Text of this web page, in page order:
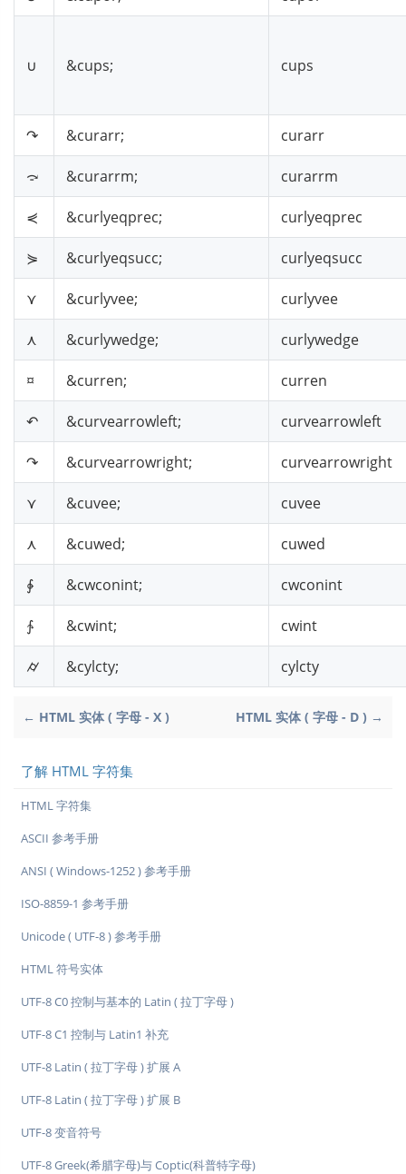
∪︀ &cups; cups
↷ &curarr; curarr
⤼ &curarrm; curarrm
⋞ &curlyeqprec; curlyeqprec
⋟ &curlyeqsucc; curlyeqsucc
⋎ &curlyvee; curlyvee
⋏ &curlywedge; curlywedge
¤ &curren; curren
↶ &curvearrowleft; curvearrowleft
↷ &curvearrowright; curvearrowright
⋎ &cuvee; cuvee
⋏ &cuwed; cuwed
∲ &cwconint; cwconint
∱ &cwint; cwint
⌭ &cylcty; cylcty
← HTML 实体 ( 字母 - X ) HTML 实体 ( 字母 - D ) →
了解 HTML 字符集
HTML 字符集
ASCII 参考手册
ANSI ( Windows-1252 ) 参考手册
ISO-8859-1 参考手册
Unicode ( UTF-8 ) 参考手册
HTML 符号实体
UTF-8 C0 控制与基本的 Latin ( 拉丁字母 )
UTF-8 C1 控制与 Latin1 补充
UTF-8 Latin ( 拉丁字母 ) 扩展 A
UTF-8 Latin ( 拉丁字母 ) 扩展 B
UTF-8 变音符号
UTF-8 Greek(希腊字母)与 Coptic(科普特字母)